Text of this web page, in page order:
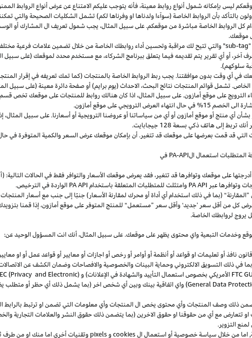
ليس بإمكانه شمول أنواع روابط معينة،فأنه يتوجب عليكم الامتناع عن عرض أنواع الروابط
بالتأكد بأن الروابط الخاصة (سوآءا ولدناها او وفرناها لكم) تشمل الشكليات الصحيحة والتي
كل الروابط الخاصة مباشرة من موقعكم. على سبيل المثال، يجب شمول تعريف ال المشارك أو
موقعك.
"
sub-tag" والتي تتيح لك مراقبة وتحسين أداء روابطك الخاصة من خلال تضمين علامات فرعية
أو أي تقرير يتم تقديمه فيما يتعلق ببرنامج الشركاء، مع مستخدم محدد لموقعك (على سبيل
سلوكهم).
في أي وقت بدون موافقتنا. يجب ربط الروابط الخاصة بالمنتجات (كما تمك تعريفه في إقرار
تشمل قوائم المنتجات نتائج البحث، الاحداث (يوم برايم) أو صفحة دائرة معينة (على سبيل
الترويج على موقع أمازون. على سبيل المثال، اذا كان هنالك روابط للمنتجات على موقعك تخص
العرض الترويجي على موقع أمازون.
بشأنأي منتجأو موقعأمازونأوأي منسياساتناأوعروضنا الترويجيةأوأسعارنا.علىسبيل المثال،
أنك تربطإلىهاتفذكي بسعة جيجابايت.
التي قد قمت بعرضها على موقعك قد تتغير. أن بإمكان موقعك عرض السعر والكمية المتوفرة في
المتطلبات استعمال ال PA-API
في
على موقعك وتوافرها قد تتغير، فقد يعرض موقعك الأسعار والتوافر فقط في الحالات التالية: (أ)
وتوافرها عبر
وامتثلت للمتطلبات المتعلقة باستخدام الواردة في الترخيص.
”المقارنة“
(بمافيذلك استخدامأيأداةأو محرك لمقارنة الأسعار)جنبًا إلىجنب معأسعار المنتجات
كل منأقلسعر ’جديد‘ وأقلسعر ”مستعمل“ للمنتج المتوفر على موقعأمازون، إذا قمنا
يروج لروابطك الخاصة.
وخدمات التبعية واي محتوى يظهر على موقعك. على سبيل المثال،أنك انت المسؤول الوحيد عن:
نافذ أو تعليمات او قواعد أو أنظمة أو أوامر أو رخص أو اجازات أو معايير أو قواعد عمل أو او
في ذلك التسويق الالكتروني وحماية البينات والخصوصيةوالافصاحاتوضمان الكشف عن
FTC الأمريكي بخصوص استعمال التأييد والشهادة في الإعلانات) و ((Privacy and Electronic
General Data) واي اتفاقية بينك وبين أي شخص اخر (بما يشمل ذلك أي حظر أو
ذلك وصف المنتجات وأي محتوى يخص ال المنتجات وأي معلومات التي تضمن او ترتبط بالرابط
مع أي من حقوقنا او حقوق الاخرين (بما يتضمن ذلك حقوق النشر والعلامات التجارية
التزوير.
اما من خلال سياسة خصوصية أو استعمال الcookiesوpixels وتقنيات أخرى اما منك او من طرف